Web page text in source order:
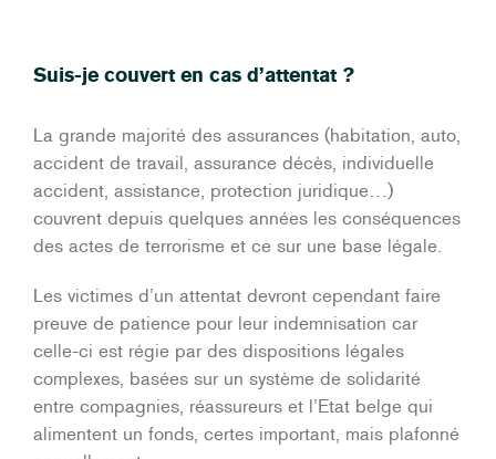
Suis-je couvert en cas d’attentat ?
La grande majorité des assurances (habitation, auto,
accident de travail, assurance décès, individuelle
accident, assistance, protection juridique…)
couvrent depuis quelques années les conséquences
des actes de terrorisme et ce sur une base légale.
Les victimes d’un attentat devront cependant faire
preuve de patience pour leur indemnisation car
celle-ci est régie par des dispositions légales
complexes, basées sur un système de solidarité
entre compagnies, réassureurs et l’Etat belge qui
alimentent un fonds, certes important, mais plafonné